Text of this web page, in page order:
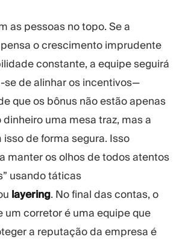
as pessoas no topo. Se a
o crescimento imprudente
constante, a equipe seguirá
se de alinhar os incentivos—
que os bônus não estão apenas
uma mesa traz, mas a
de forma segura. Isso
manter os olhos de todos atentos
usando táticas
layering. No final das contas, o
um corretor é uma equipe que
a reputação da empresa é